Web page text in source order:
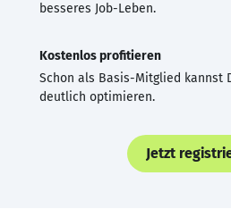
besseres Job-Leben.
Kostenlos profitieren
Schon als Basis-Mitglied kannst
deutlich optimieren.
Jetzt